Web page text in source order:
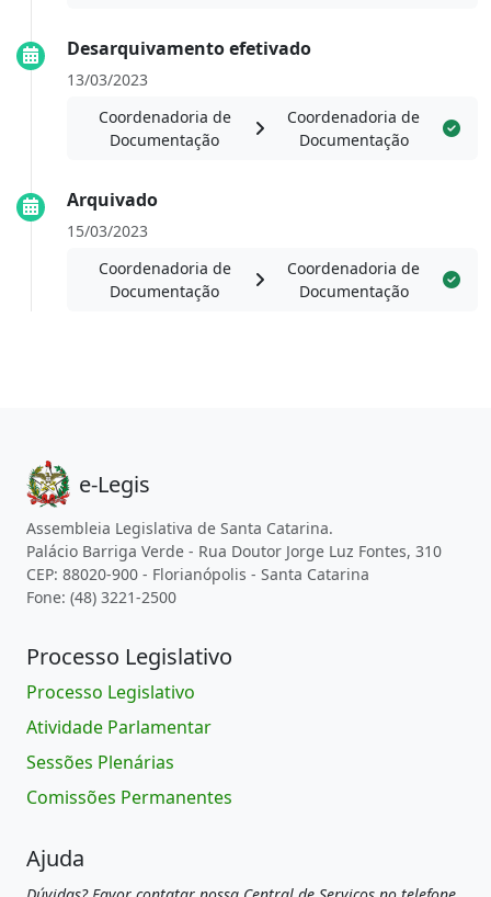
Desarquivamento efetivado
13/03/2023
Coordenadoria de
Documentação
Coordenadoria de
Documentação
Arquivado
15/03/2023
Coordenadoria de
Documentação
Coordenadoria de
Documentação
e-Legis
Assembleia Legislativa de Santa Catarina.
Palácio Barriga Verde - Rua Doutor Jorge Luz Fontes, 310
CEP: 88020-900 - Florianópolis - Santa Catarina
Fone: (48) 3221-2500
Processo Legislativo
Processo Legislativo
Atividade Parlamentar
Sessões Plenárias
Comissões Permanentes
Ajuda